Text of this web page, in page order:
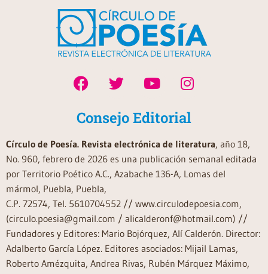
Consejo Editorial
Círculo de Poesía. Revista electrónica de literatura, año 18,
No. 960, febrero de 2026 es una publicación semanal editada
por Territorio Poético A.C., Azabache 136-A, Lomas del
mármol, Puebla, Puebla,
C.P. 72574, Tel. 5610704552 // www.circulodepoesia.com,
(circulo.poesia@gmail.com / alicalderonf@hotmail.com) //
Fundadores y Editores: Mario Bojórquez, Alí Calderón. Director:
Adalberto García López. Editores asociados: Mijail Lamas,
Roberto Amézquita, Andrea Rivas, Rubén Márquez Máximo,